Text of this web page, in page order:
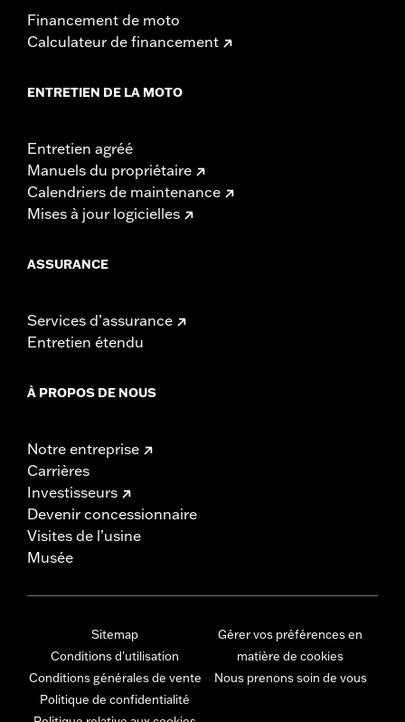
Financement de moto
Calculateur de financement
ENTRETIEN DE LA MOTO
Entretien agréé
Manuels du propriétaire
Calendriers de maintenance
Mises à jour logicielles
ASSURANCE
Services d’assurance
Entretien étendu
À PROPOS DE NOUS
Notre entreprise
Carrières
Investisseurs
Devenir concessionnaire
Visites de l’usine
Musée
Sitemap
Conditions d'utilisation
Conditions générales de vente
Politique de confidentialité
Gérer vos préférences en
matière de cookies
Nous prenons soin de vous